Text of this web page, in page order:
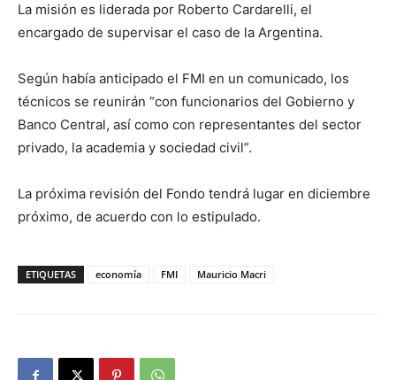
La misión es liderada por Roberto Cardarelli, el
encargado de supervisar el caso de la Argentina.
Según había anticipado el FMI en un comunicado, los
técnicos se reunirán “con funcionarios del Gobierno y
Banco Central, así como con representantes del sector
privado, la academia y sociedad civil”.
La próxima revisión del Fondo tendrá lugar en diciembre
próximo, de acuerdo con lo estipulado.
ETIQUETAS economía FMI Mauricio Macri